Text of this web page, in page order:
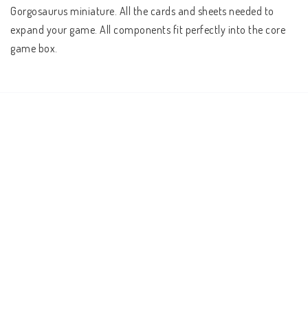
Gorgosaurus miniature. All the cards and sheets needed to
expand your game. All components fit perfectly into the core
game box.